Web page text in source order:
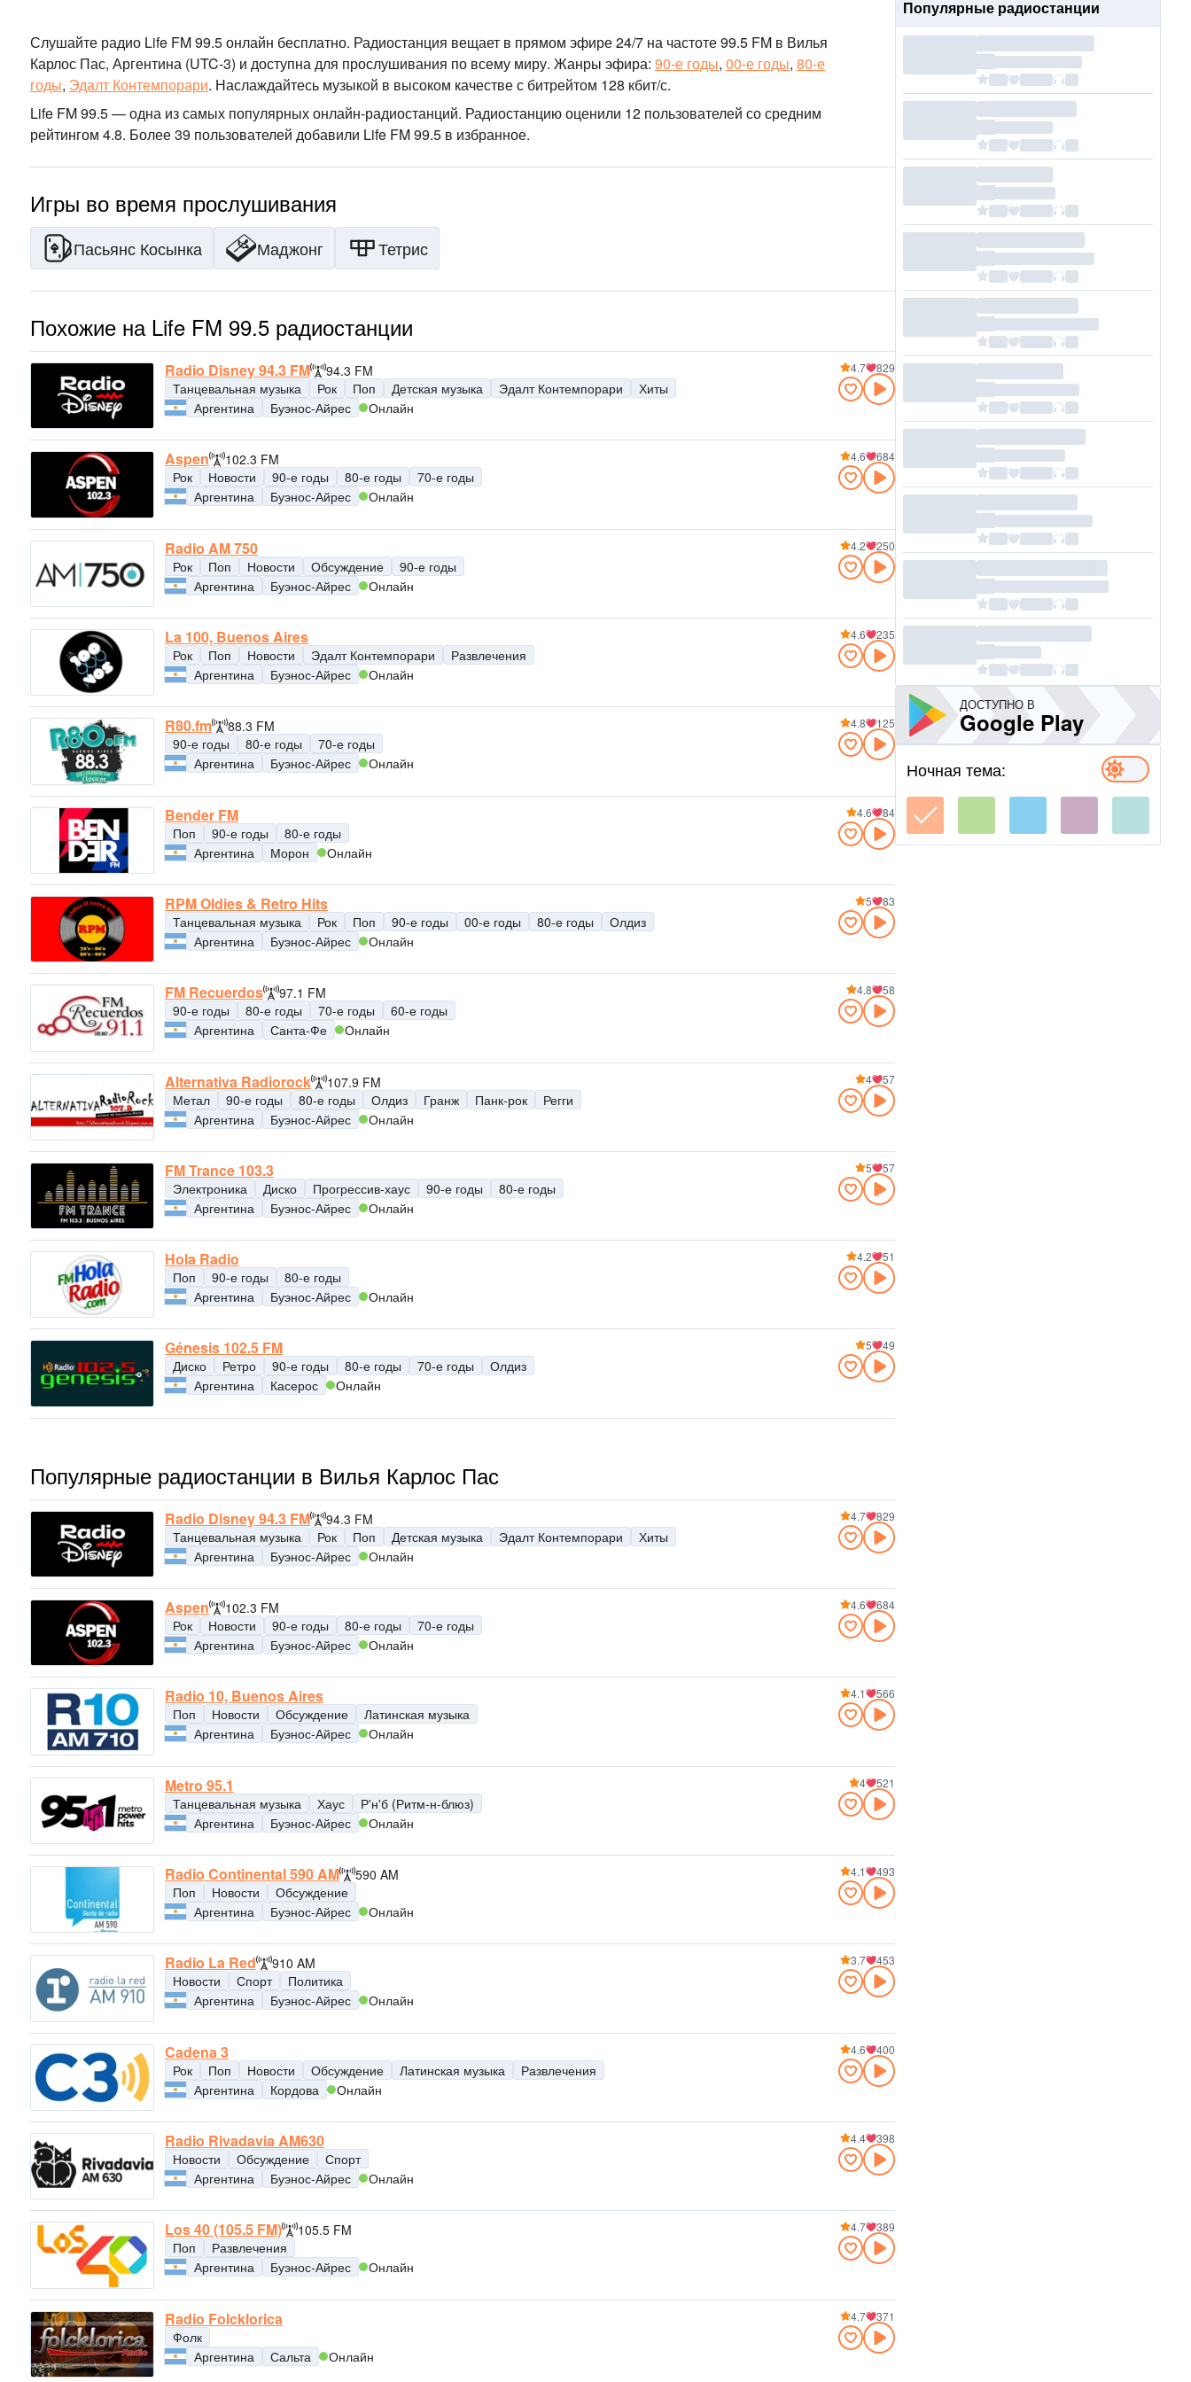
Слушайте радио Life FM 99.5 онлайн бесплатно. Радиостанция вещает в прямом эфире 24/7 на частоте 99.5 FM в Вилья
Карлос Пас, Аргентина (UTC-3) и доступна для прослушивания по всему миру. Жанры эфира: 90-е годы, 00-е годы, 80-е
годы, Эдалт Контемпорари. Наслаждайтесь музыкой в высоком качествес битрейтом 128 кбит/с.
Life FM 99.5 — одна из самых популярных онлайн-радиостанций. Радиостанцию оценили 12 пользователей со средним
рейтингом 4.8. Более 39 пользователей добавили Life FM 99.5 в избранное.
Игры во время прослушивания
Пасьянс Косынка Маджонг Тетрис
Похожие на Life FM 99.5 радиостанции
Radio Disney 94.3 FM
94.3 FM
Танцевальная музыка
Рок Поп Детская музыка Эдалт Контемпорари
Хиты
Аргентина
Буэнос-Айрес Онлайн
4.7 829
Aspen
102.3 FM
Рок
Новости 90-е годы 80-е годы
70-е годы
Аргентина
Буэнос-Айрес Онлайн
4.6 684
Radio AM 750
Рок Поп Новости Обсуждение
90-е годы
Аргентина
Буэнос-Айрес Онлайн
4.2 250
La 100, Buenos Aires
Рок Поп Новости Эдалт Контемпорари
Развлечения
Аргентина
Буэнос-Айрес Онлайн
4.6 235
R80.fm
88.3 FM
90-е годы
80-е годы
70-е годы
Аргентина
Буэнос-Айрес Онлайн
4.8 125
Bender FM
Поп 90-е годы
80-е годы
Аргентина
Морон Онлайн
4.6 84
RPM Oldies & Retro Hits
Танцевальная музыка Рок Поп 90-е годы 00-е годы 80-е годы
Олдиз
Аргентина
Буэнос-Айрес Онлайн
5 83
FM Recuerdos
97.1 FM
90-е годы
80-е годы 70-е годы
60-е годы
Аргентина
Санта-Фе Онлайн
4.8 58
Alternativa Radiorock
107.9 FM
Метал
90-е годы 80-е годы Олдиз Гранж Панк-рок
Регги
Аргентина
Буэнос-Айрес Онлайн
4 57
FM Trance 103.3
Электроника Диско Прогрессив-хаус 90-е годы
80-е годы
Аргентина
Буэнос-Айрес Онлайн
5 57
Hola Radio
Поп 90-е годы
80-е годы
Аргентина
Буэнос-Айрес Онлайн
4.2 51
Génesis 102.5 FM
Диско Ретро 90-е годы 80-е годы 70-е годы
Олдиз
Аргентина
Касерос Онлайн
5 49
Популярные радиостанции в Вилья Карлос Пас
Radio Disney 94.3 FM
94.3 FM
Танцевальная музыка
Рок Поп Детская музыка Эдалт Контемпорари
Хиты
Аргентина
Буэнос-Айрес Онлайн
4.7 829
Aspen
102.3 FM
Рок
Новости 90-е годы 80-е годы
70-е годы
Аргентина
Буэнос-Айрес Онлайн
4.6 684
Radio 10, Buenos Aires
Поп Новости Обсуждение
Латинская музыка
Аргентина
Буэнос-Айрес Онлайн
4.1 566
Metro 95.1
Танцевальная музыка Хаус
Р'н'б (Ритм-н-блюз)
Аргентина
Буэнос-Айрес Онлайн
4 521
Radio Continental 590 AM
590 AM
Поп
Новости
Обсуждение
Аргентина
Буэнос-Айрес Онлайн
4.1 493
Radio La Red
910 AM
Новости
Спорт
Политика
Аргентина
Буэнос-Айрес Онлайн
3.7 453
Cadena 3
Рок Поп Новости Обсуждение Латинская музыка
Развлечения
Аргентина
Кордова Онлайн
4.6 400
Radio Rivadavia AM630
Новости Обсуждение
Спорт
Аргентина
Буэнос-Айрес Онлайн
4.4 398
Los 40 (105.5 FM)
105.5 FM
Поп
Развлечения
Аргентина
Буэнос-Айрес Онлайн
4.7 389
Radio Folcklorica
Фолк
Аргентина
Сальта Онлайн
4.7 371
Популярные радиостанции
ДОСТУПНО В
Google Play
Ночная тема: